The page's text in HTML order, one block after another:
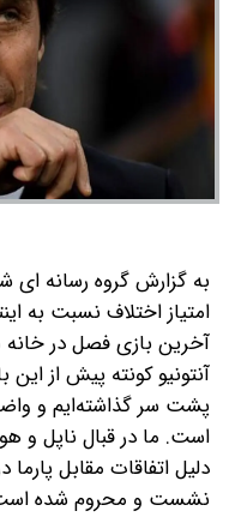
به گزارش گروه رسانه ای
امتیاز اختلاف نسبت به
آخرین بازی فصل در خانه
آنتونیو کونته پیش از
پشت سر گذاشته‌ایم و
است. ما در قبال ناپل و
دلیل اتفاقات مقابل
نشست و محروم شده